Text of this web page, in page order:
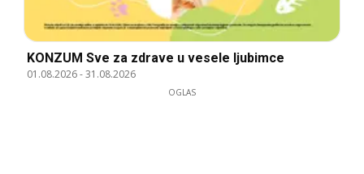
KONZUM Sve za zdrave u vesele ljubimce
01.08.2026-31.08.2026
OGLAS